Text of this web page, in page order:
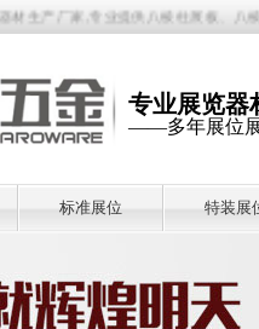
产厂家,专业提供八棱柱展板、八棱
专业展览器
——多年展位
标准展位 特装展